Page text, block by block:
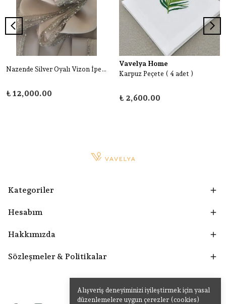
Alışveriş deneyiminizi iyileştirmek için yasal
düzenlemelere uygun çerezler (cookies)
Nazende Silver Oyalı Vizon İpek Şal
₺ 12,000.00
Vavelya Home
Karpuz Peçete ( 4 adet )
₺ 2,600.00
Kategoriler
Hesabım
Hakkımızda
Sözleşmeler & Politikalar